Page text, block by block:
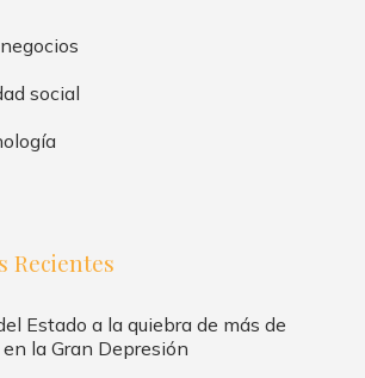
social
Recientes
Estado a la quiebra de más de
la Gran Depresión